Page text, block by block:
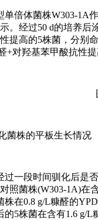
单倍体菌株W303-
。经过50 d的培养
提高的5株菌，分别
+对羟基苯甲酸抗性
菌株的平板生长情况
过一段时间驯化后是
照菌株(W303-1A)
在0.8 g/L糠醛的
的5株菌在含有1.6 g/